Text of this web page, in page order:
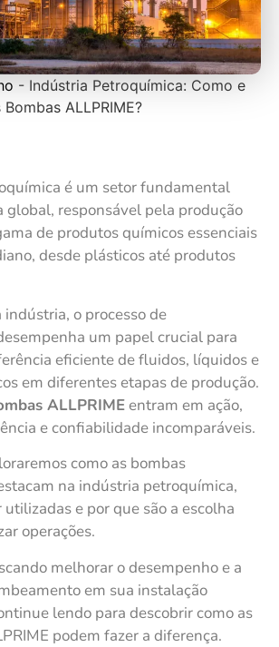
- Indústria Petroquímica: Como e
ALLPRIME?
é um setor fundamental
global, responsável pela produção
de produtos químicos essenciais
desde plásticos até produtos
indústria, o processo de
um papel crucial para
eficiente de fluidos, líquidos e
em diferentes etapas de produção.
ALLPRIMEentram em ação,
e confiabilidade incomparáveis.
como as bombas
na indústria petroquímica,
e por que são a escolha
operações.
melhorar o desempenho e a
em sua instalação
lendo para descobrir como as
podem fazer a diferença.